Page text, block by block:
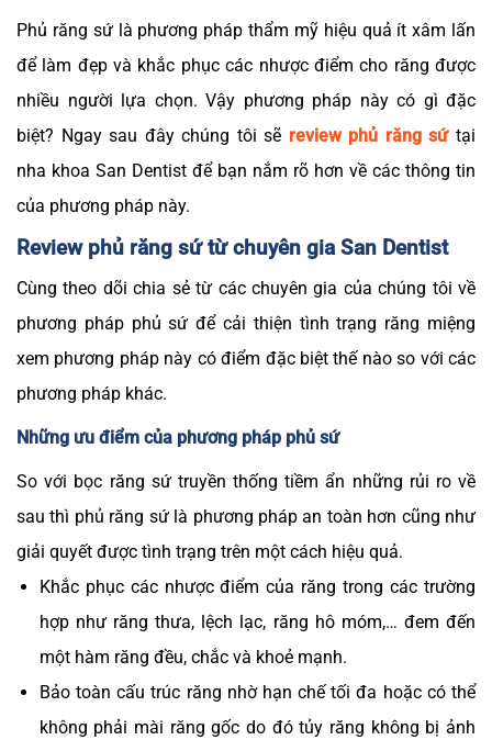
Phủ răng sứ là phương pháp thẩm mỹ hiệu quả ít xâm lấn
để làm đẹp và khắc phục các nhược điểm cho răng được
nhiều người lựa chọn. Vậy phương pháp này có gì đặc
biệt? Ngay sau đây chúng tôi sẽ review phủ răng sứtại
nha khoa San Dentist để bạn nắm rõ hơn về các thông tin
của phương pháp này.
Review phủ răng sứ từ chuyên gia San Dentist
Cùng theo dõi chia sẻ từ các chuyên gia của chúng tôi về
phương pháp phủ sứ để cải thiện tình trạng răng miệng
xem phương pháp này có điểm đặc biệt thế nào so với các
phương pháp khác.
Những ưu điểm của phương pháp phủ sứ
So với bọc răng sứ truyền thống tiềm ẩn những rủi ro về
sau thì phủ răng sứ là phương pháp an toàn hơn cũng như
giải quyết được tình trạng trên một cách hiệu quả.
Khắc phục các nhược điểm của răng trong các trường
hợp như răng thưa, lệch lạc, răng hô móm,… đem đến
một hàm răng đều, chắc và khoẻ mạnh.
Bảo toàn cấu trúc răng nhờ hạn chế tối đa hoặc có thể
không phải mài răng gốc do đó tủy răng không bị ảnh